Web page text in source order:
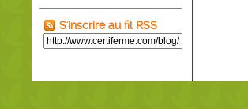
S'inscrire au fil RSS